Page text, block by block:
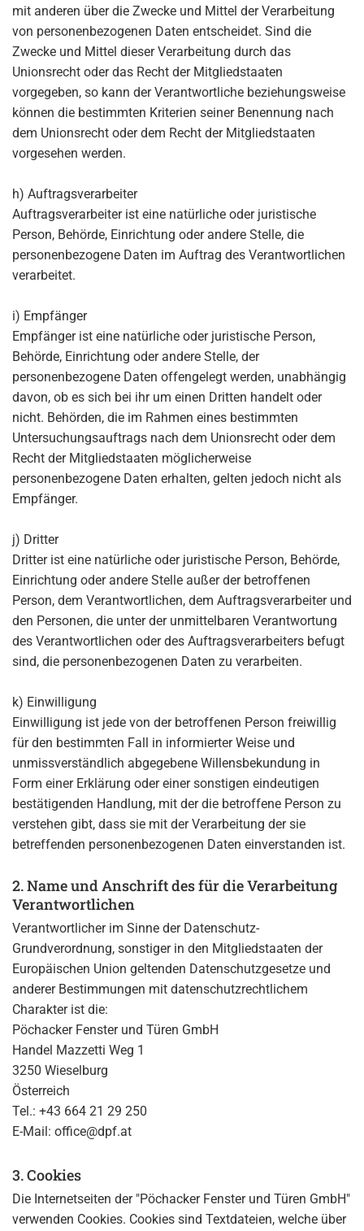
mit anderen über die Zwecke und Mittel der Verarbeitung
von personenbezogenen Daten entscheidet. Sind die
Zwecke und Mittel dieser Verarbeitung durch das
Unionsrecht oder das Recht der Mitgliedstaaten
vorgegeben, so kann der Verantwortliche beziehungsweise
können die bestimmten Kriterien seiner Benennung nach
dem Unionsrecht oder dem Recht der Mitgliedstaaten
vorgesehen werden.
h) Auftragsverarbeiter
Auftragsverarbeiter ist eine natürliche oder juristische
Person, Behörde, Einrichtung oder andere Stelle, die
personenbezogene Daten im Auftrag des Verantwortlichen
verarbeitet.
i) Empfänger
Empfänger ist eine natürliche oder juristische Person,
Behörde, Einrichtung oder andere Stelle, der
personenbezogene Daten offengelegt werden, unabhängig
davon, ob es sich bei ihr um einen Dritten handelt oder
nicht. Behörden, die im Rahmen eines bestimmten
Untersuchungsauftrags nach dem Unionsrecht oder dem
Recht der Mitgliedstaaten möglicherweise
personenbezogene Daten erhalten, gelten jedoch nicht als
Empfänger.
j) Dritter
Dritter ist eine natürliche oder juristische Person, Behörde,
Einrichtung oder andere Stelle außer der betroffenen
Person, dem Verantwortlichen, dem Auftragsverarbeiter und
den Personen, die unter der unmittelbaren Verantwortung
des Verantwortlichen oder des Auftragsverarbeiters befugt
sind, die personenbezogenen Daten zu verarbeiten.
k) Einwilligung
Einwilligung ist jede von der betroffenen Person freiwillig
für den bestimmten Fall in informierter Weise und
unmissverständlich abgegebene Willensbekundung in
Form einer Erklärung oder einer sonstigen eindeutigen
bestätigenden Handlung, mit der die betroffene Person zu
verstehen gibt, dass sie mit der Verarbeitung der sie
betreffenden personenbezogenen Daten einverstanden ist.
2. Name und Anschrift des für die Verarbeitung
Verantwortlichen
Verantwortlicher im Sinne der Datenschutz-
Grundverordnung, sonstiger in den Mitgliedstaaten der
Europäischen Union geltenden Datenschutzgesetze und
anderer Bestimmungen mit datenschutzrechtlichem
Charakter ist die:
Pöchacker Fenster und Türen GmbH
Handel Mazzetti Weg 1
3250 Wieselburg
Österreich
Tel.: +43 664 21 29 250
E-Mail: office@dpf.at
3. Cookies
Die Internetseiten der "Pöchacker Fenster und Türen GmbH"
verwenden Cookies. Cookies sind Textdateien, welche über